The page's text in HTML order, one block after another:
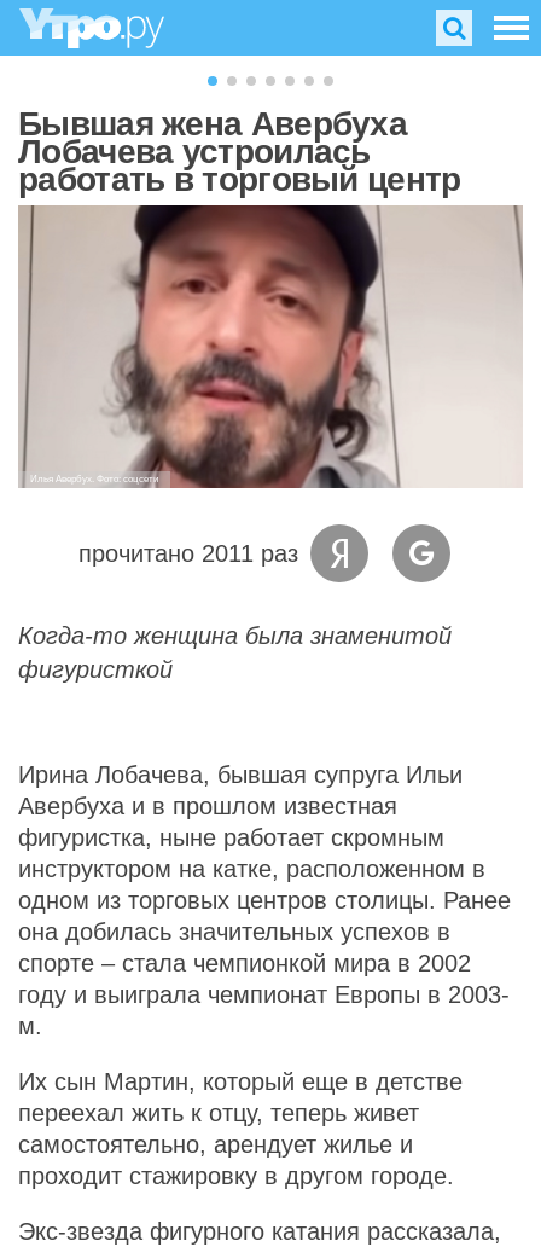
Бывшая жена Авербуха
Лобачева устроилась
работать в торговый центр
Илья Авербух. Фото: соцсети
прочитано 2011 раз
Когда-то женщина была знаменитой
фигуристкой
Ирина Лобачева, бывшая супруга Ильи
Авербуха и в прошлом известная
фигуристка, ныне работает скромным
инструктором на катке, расположенном в
одном из торговых центров столицы. Ранее
она добилась значительных успехов в
спорте – стала чемпионкой мира в 2002
году и выиграла чемпионат Европы в 2003-
м.
Их сын Мартин, который еще в детстве
переехал жить к отцу, теперь живет
самостоятельно, арендует жилье и
проходит стажировку в другом городе.
Экс-звезда фигурного катания рассказала,